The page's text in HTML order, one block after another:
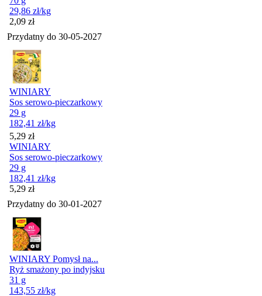
29,86 zł/kg
Cena
2,09 zł
Przydatny do 30-05-2027
WINIARY
Sos serowo-pieczarkowy
29 g
182,41 zł/kg
Cena
5,29 zł
WINIARY
Sos serowo-pieczarkowy
29 g
182,41 zł/kg
Cena
5,29 zł
Przydatny do 30-01-2027
WINIARY Pomysł na...
Ryż smażony po indyjsku
31 g
143,55 zł/kg